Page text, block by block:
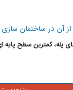
از آن در ساختمان سازی
پله، کمترین سطح پایه